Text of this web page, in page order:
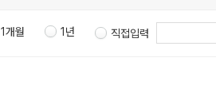
1개월 1년 직접입력